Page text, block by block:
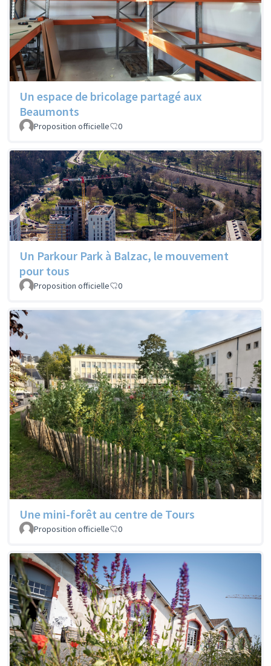
Un espace de bricolage partagé aux
Beaumonts
Proposition officielle 0
Un Parkour Park à Balzac, le mouvement
pour tous
Proposition officielle 0
Une mini-forêt au centre de Tours
Proposition officielle 0